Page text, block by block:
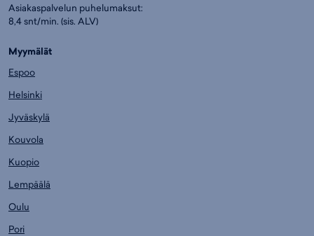
Asiakaspalvelun puhelumaksut:
8,4 snt/min. (sis. ALV)
Myymälät
Espoo
Helsinki
Jyväskylä
Kouvola
Kuopio
Lempäälä
Oulu
Pori